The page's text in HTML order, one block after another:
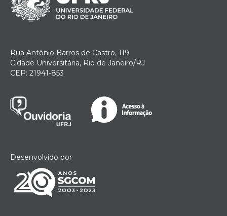
Rua Antônio Barros de Castro, 119
Cidade Universitária, Rio de Janeiro/RJ
CEP: 21941-853
Desenvolvido por